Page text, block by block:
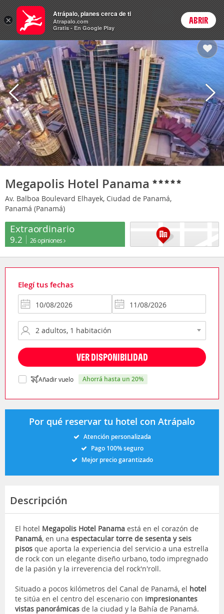
Hoteles Precios en
ARSCambiar moneda
Login
Megapolis Hotel Panama
Av. Balboa Boulevard Elhayek, Ciudad de Panamá,
Panamá (Panamá)
Extraordinario
9.2 26 opiniones
Elegí tus fechas
VER DISPONIBILIDAD
Añadir vuelo ahorrá hasta un 20%
Por qué reservar tu hotel con Atrápalo
Atención personalizada
Pago 100% seguro
Mejor precio garantizado
Descripción
El hotel Megapolis Hotel Panama está en el corazón de
Panamá, en una espectacular torre de sesenta y seis
pisos que aporta la experiencia del servicio a una estrella
de rock con un elegante diseño urbano, todo impregnado
de la pasión y la irreverencia del rock'n'roll.
Situado a pocos kilómetros del Canal de Panamá, el hotel
te sitúa en el centro del escenario con impresionantes
vistas panorámicas de la ciudad y la Bahía de Panamá.
×
Atrápalo, planes cerca de ti
Atrapalo.com
Gratis - En Google Play
ABRIR